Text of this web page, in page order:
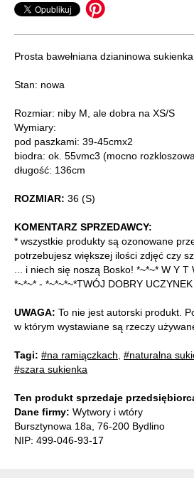
Prosta bawełniana dzianinowa
Stan: nowa
Rozmiar: niby M, ale dobra na XS/S
Wymiary:
pod paszkami: 39-45cmx2
biodra: ok. 55vmc3 (mocno
długość: 136cm
ROZMIAR: 36 (S)
KOMENTARZ SPRZEDAWCY:
* wszystkie produkty są ozonowane
potrzebujesz większej ilości zdjęć czy
... i niech się noszą Bosko! *~*~* W Y
*~*~* - *~*~*~*TWÓJ DOBRY
UWAGA: To nie jest autorski produkt.
w którym wystawiane są rzeczy
Tagi: #na ramiączkach #naturalna
#szara sukienka
Ten produkt sprzedaje
Dane firmy: Wytwory i wtóry
Bursztynowa 18a, 76-200 Bydlino
NIP: 499-046-93-17